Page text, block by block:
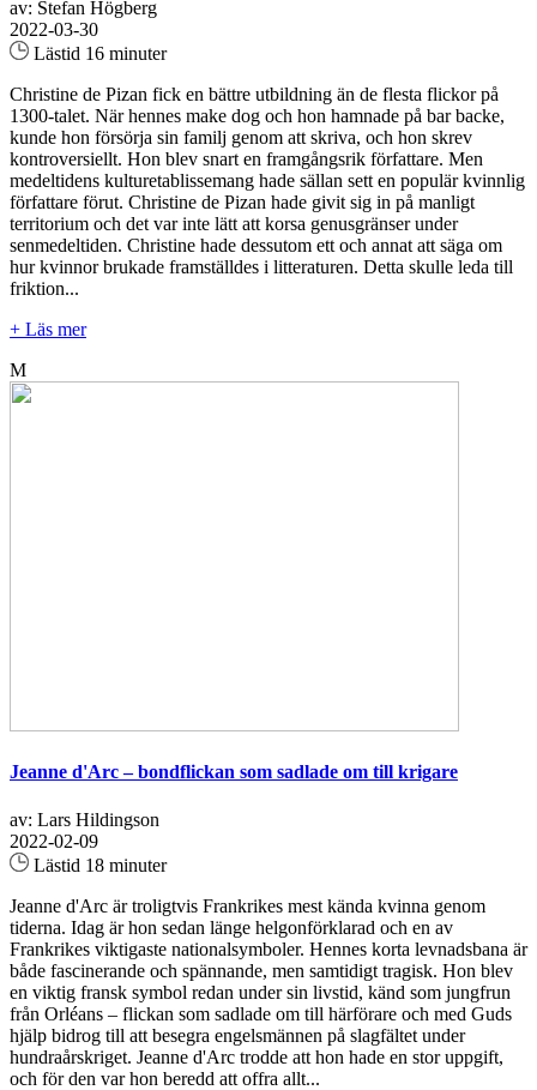
av: Stefan Högberg
2022-03-30
Lästid 16 minuter
Christine de Pizan fick en bättre utbildning än de flesta flickor på
1300-talet. När hennes make dog och hon hamnade på bar backe,
kunde hon försörja sin familj genom att skriva, och hon skrev
kontroversiellt. Hon blev snart en framgångsrik författare. Men
medeltidens kulturetablissemang hade sällan sett en populär kvinnlig
författare förut. Christine de Pizan hade givit sig in på manligt
territorium och det var inte lätt att korsa genusgränser under
senmedeltiden. Christine hade dessutom ett och annat att säga om
hur kvinnor brukade framställdes i litteraturen. Detta skulle leda till
friktion...
+ Läs mer
M
Jeanne d'Arc – bondflickan som sadlade om till krigare
av: Lars Hildingson
2022-02-09
Lästid 18 minuter
Jeanne d'Arc är troligtvis Frankrikes mest kända kvinna genom
tiderna. Idag är hon sedan länge helgonförklarad och en av
Frankrikes viktigaste nationalsymboler. Hennes korta levnadsbana är
både fascinerande och spännande, men samtidigt tragisk. Hon blev
en viktig fransk symbol redan under sin livstid, känd som jungfrun
från Orléans – flickan som sadlade om till härförare och med Guds
hjälp bidrog till att besegra engelsmännen på slagfältet under
hundraårskriget. Jeanne d'Arc trodde att hon hade en stor uppgift,
och för den var hon beredd att offra allt...